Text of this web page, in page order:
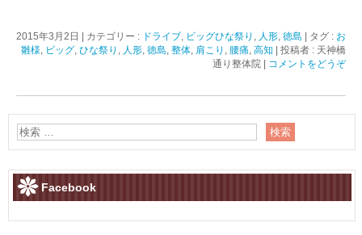
2015年3月2日 カテゴリー : ドライブ, ビッグひな祭り , 人形, 徳島 タグ : お
雛様, ビッグ, ひな祭り , 人形, 徳島, 整体, 肩こり , 腰痛, 高知
投稿者 : 天神橋
通り整体院
コメントをどうぞ
Facebook